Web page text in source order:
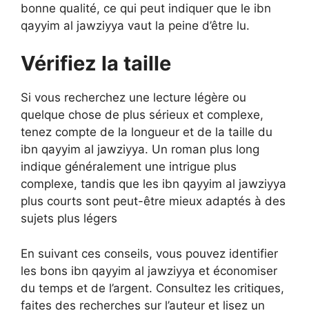
bonne qualité, ce qui peut indiquer que le ibn
qayyim al jawziyya vaut la peine d’être lu.
Vérifiez la taille
Si vous recherchez une lecture légère ou
quelque chose de plus sérieux et complexe,
tenez compte de la longueur et de la taille du
ibn qayyim al jawziyya. Un roman plus long
indique généralement une intrigue plus
complexe, tandis que les ibn qayyim al jawziyya
plus courts sont peut-être mieux adaptés à des
sujets plus légers
En suivant ces conseils, vous pouvez identifier
les bons ibn qayyim al jawziyya et économiser
du temps et de l’argent. Consultez les critiques,
faites des recherches sur l’auteur et lisez un